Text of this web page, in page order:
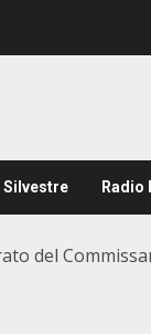
Silvestre Radio
del